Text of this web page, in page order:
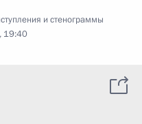
и стенограммы
19:40